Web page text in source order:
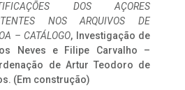
DOS AÇORES
NOS ARQUIVOS DE
– CATÁLOGO, Investigação de
Neves e Filipe Carvalho –
de Artur Teodoro de
(Em construção)